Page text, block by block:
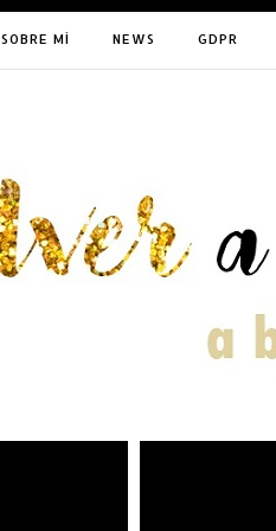
SOBRE MÍ NEWS GDPR